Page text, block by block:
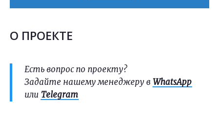
О ПРОЕКТЕ
Есть вопрос по проекту?
Задайте нашему менеджеру в WhatsApp
или Telegram